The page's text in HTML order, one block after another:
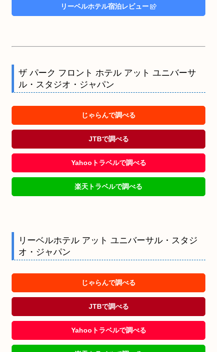
リーベルホテル宿泊レビュー
ザ パーク フロント ホテル アット ユニバーサ
ル・スタジオ・ジャパン
じゃらんで調べる
JTBで調べる
Yahooトラベルで調べる
楽天トラベルで調べる
リーベルホテル アット ユニバーサル・スタジ
オ・ジャパン
じゃらんで調べる
JTBで調べる
Yahooトラベルで調べる